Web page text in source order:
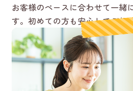
お客様のペースに合わせて一緒
す。初めての方も安心してご相